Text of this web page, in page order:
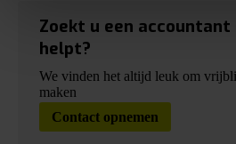
Zoekt u een
helpt?
We vinden het altijd leuk om
maken
Contact opnemen